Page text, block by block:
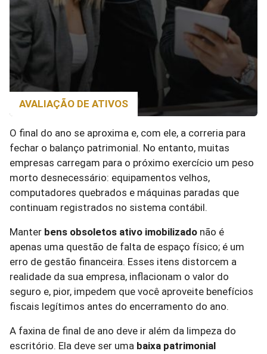
AVALIAÇÃO DE ATIVOS
O final do ano se aproxima e, com ele, a correria para
fechar o balanço patrimonial. No entanto, muitas
empresas carregam para o próximo exercício um peso
morto desnecessário: equipamentos velhos,
computadores quebrados e máquinas paradas que
continuam registrados no sistema contábil.
Manter bens obsoletos ativo imobilizado não é
apenas uma questão de falta de espaço físico; é um
erro de gestão financeira. Esses itens distorcem a
realidade da sua empresa, inflacionam o valor do
seguro e, pior, impedem que você aproveite benefícios
fiscais legítimos antes do encerramento do ano.
A faxina de final de ano deve ir além da limpeza do
escritório. Ela deve ser uma baixa patrimonial